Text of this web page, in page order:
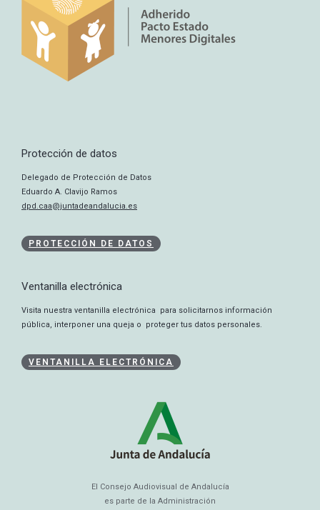
Protección de datos
Delegado de Protección de Datos
Eduardo A. Clavijo Ramos
dpd.caa@juntadeandalucia.es
PROTECCIÓN DE DATOS
Ventanilla electrónica
Visita nuestra ventanilla electrónica para solicitarnos información
pública, interponer una queja o proteger tus datos personales.
VENTANILLA ELECTRÓNICA
El Consejo Audiovisual de Andalucía
es parte de la Administración